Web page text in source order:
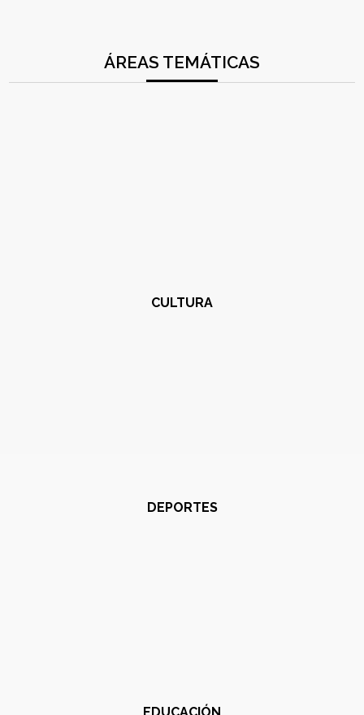
ÁREAS TEMÁTICAS
CULTURA
DEPORTES